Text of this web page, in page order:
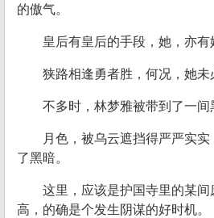
的傲气。
皇后有皇后的手段，她，亦有
狭路相逢勇者胜，何况，她未
不多时，林梦雅被带到了一间
月色，被乌云遮挡得严严实
了黑暗。
这里，应该是护国寺里的某
高，的确是个发生阴谋的好时机。